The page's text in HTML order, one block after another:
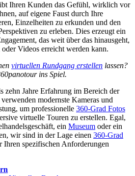
Ihren Kunden das Gefühl, wirklich vor
auf eigene Faust durch Ihre
Einzelheiten zu erkunden und den
zu erleben. Dies erzeugt ein
das weit über das hinausgeht,
Videos erreicht werden kann.
virtuellen Rundgang erstellen lassen?
ins Spiel.
zehn Jahre Erfahrung im Bereich der
modernste Kameras und
um professionelle 360-Grad Fotos
virtuelle Touren zu erstellen. Egal,
ein Museum oder ein
wir sind in der Lage einen 360-Grad
Ihren spezifischen Anforderungen